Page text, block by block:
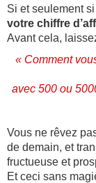
Si et seulement si
votre chiffre
Avant cela,
« Comment
avec 500 ou
Vous ne rêvez
de demain, et
fructueuse et
Et ceci sans